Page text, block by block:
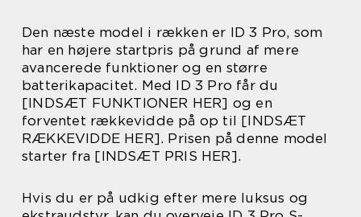
Den næste model i rækken er ID 3 Pro, som
har en højere startpris på grund af mere
avancerede funktioner og en større
batterikapacitet. Med ID 3 Pro får du
[INDSÆT FUNKTIONER HER] og en
forventet rækkevidde på op til [INDSÆT
RÆKKEVIDDE HER]. Prisen på denne model
starter fra [INDSÆT PRIS HER].
Hvis du er på udkig efter mere luksus og